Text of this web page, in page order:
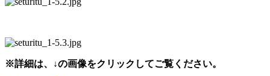
※詳細は、↓の画像をクリックしてご覧ください。